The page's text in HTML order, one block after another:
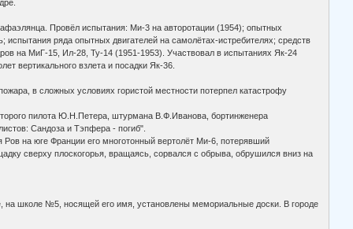
Провёл испытания: Ми-3 на авторотации (1954); опытных
ряда опытных двигателей на самолётах-истребителях; средств
на МиГ-15, Ил-28, Ту-14 (1951-1953). Участвовал в испытаниях Як-24
вертикального взлета и посадки Як-36.
в сложных условиях гористой местности потерпел катастрофу
пилота Ю.Н.Петера, штурмана В.Ф.Иванова, бортинженера
Сандоза и Тэпфера - погиб".
на юге Франции его многотонный вертолёт Ми-6, потерявший
сверху плоскогорья, вращаясь, сорвался с обрыва, обрушился вниз на
школе №5, носящей его имя, установлены мемориальные доски. В городе